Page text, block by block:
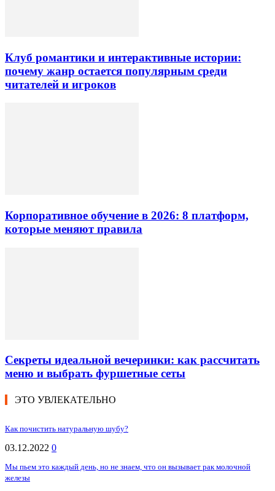
Клуб романтики и интерактивные истории:
почему жанр остается популярным среди
читателей и игроков
Корпоративное обучение в 2026: 8 платформ,
которые меняют правила
Секреты идеальной вечеринки: как рассчитать
меню и выбрать фуршетные сеты
ЭТО УВЛЕКАТЕЛЬНО
Как почистить натуральную шубу?
03.12.2022 0
Мы пьем это каждый день, но не знаем, что он вызывает рак молочной
железы